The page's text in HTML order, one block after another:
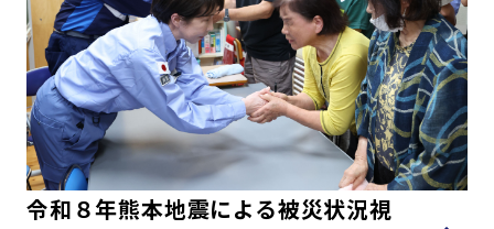
令和８年熊本地震による被災状況視